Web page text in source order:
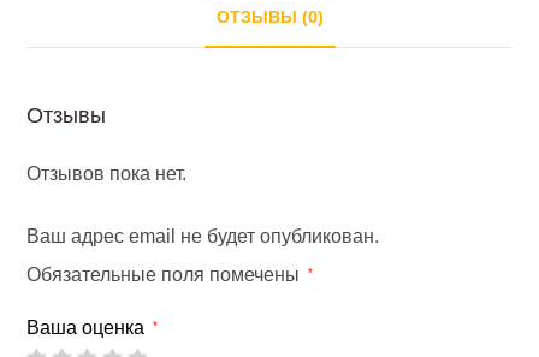
ОТЗЫВЫ (0)
Отзывы
Отзывов пока нет.
Ваш адрес email не будет опубликован.
Обязательные поля помечены
*
Ваша оценка *